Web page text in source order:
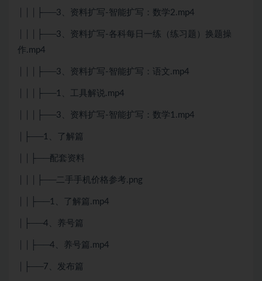
│││├──3、资料扩写-智能扩写：数学2.mp4
│││├──3、资料扩写-各科每日一练（练习题）换题操
作.mp4
│││├──3、资料扩写-智能扩写：语文.mp4
│││├──1、工具解说.mp4
│││├──3、资料扩写-智能扩写：数学1.mp4
│├──1、了解篇
││├──配套资料
│││├──二手手机价格参考.png
││├──1、了解篇.mp4
│├──4、养号篇
││├──4、养号篇.mp4
│├──7、发布篇